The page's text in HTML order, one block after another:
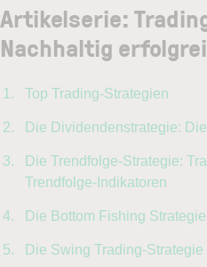
Artikelserie:
Nachhaltig
Top Trading-Strategien
Die Dividendenstrategie:
Die Trendfolge-Strategie:
Trendfolge-Indikatoren
Die Bottom Fishing
Die Swing Trading-Strategie